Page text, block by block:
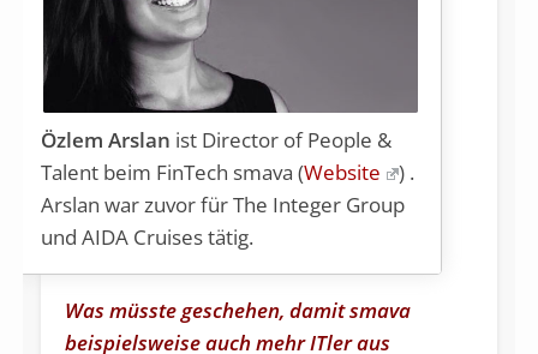
Özlem Arslan ist Director of People &
Talent beim FinTech smava (Website
) .
Arslan war zuvor für The Integer Group
und AIDA Cruises tätig.
Was müsste geschehen, damit smava
beispielsweise auch mehr ITler aus